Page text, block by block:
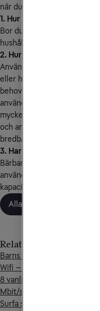
när du väljer
1. Hur många är ni i
Bor du själv eller är ni en
hushållet har ni sannolikt
2. Hur ser ditt användande
Använder du bredbandet
eller hålla dig uppdaterad
behov av supersnabb
använder ditt bredband till
mycket på
och andra playtjänster, då
bredband.
3. Har du många enheter
Bärbara datorer,
använder oftast samma
kapacitet i form av högre
Alla bredbandstips
Relaterade artiklar
Barns liv på internet
Wifi – surfa trådlöst i
8 vanliga bedrägerier på
Mbit/s, MB eller MB/s
Surfa säkert på internet